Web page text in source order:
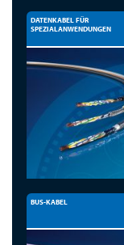
DATENKABEL FÜR
SPEZIALANWENDUNGEN
BUS-KABEL